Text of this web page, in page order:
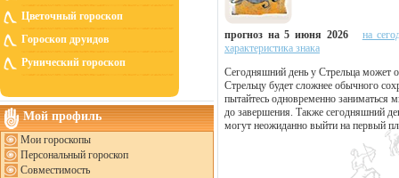
Цветочный гороскоп
Гороскоп друидов
Рунический гороскоп
Мой профиль
Мои гороскопы
Персональный гороскоп
Совместимость
прогноз на 5 июня 2026
на
характеристика знака
Сегодняшний день у Стрельца может
Стрельцу будет сложнее обычного
пытайтесь одновременно
до завершения. Также сегодняшний
могут неожиданно выйти на первый